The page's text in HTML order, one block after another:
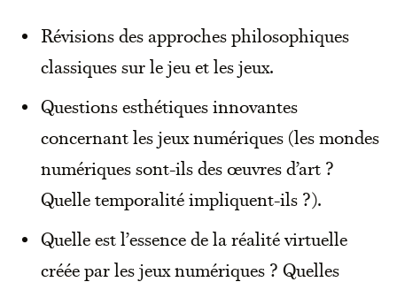
Révisions des approches philosophiques
classiques sur le jeu et les jeux.
Questions esthétiques innovantes
concernant les jeux numériques (les mondes
numériques sont-ils des œuvres d’art ?
Quelle temporalité impliquent-ils ?).
Quelle est l’essence de la réalité virtuelle
créée par les jeux numériques ? Quelles